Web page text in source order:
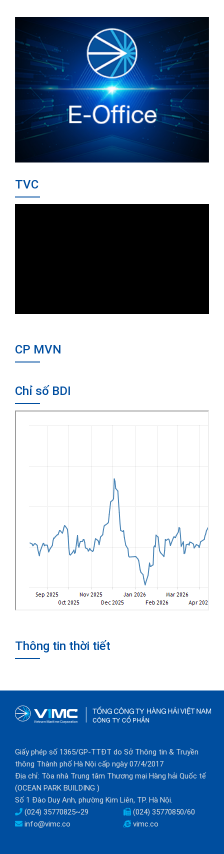
TVC
CP MVN
Chỉ số BDI
Thông tin thời tiết
Giấy phép số 1365/GP-TTĐT do Sở Thông tin & Truyền
thông Thành phố Hà Nội cấp ngày 07/4/2017
Địa chỉ: Tòa nhà Trung tâm Thương mại Hàng hải Quốc tế
(OCEAN PARK BUILDING )
Số 1 Đào Duy Anh, phường Kim Liên, TP. Hà Nội.
(024) 35770825~29
(024) 35770850/60
info@vimc.co
vimc.co